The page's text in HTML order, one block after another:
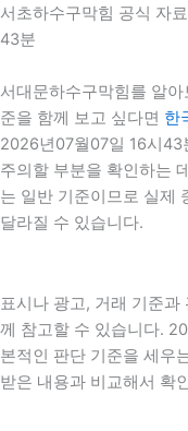
서초하수구막힘 공식 자
43분
서대문하수구막힘를 알
준을 함께 보고 싶다면 한
2026년07월07일 16시43
주의할 부분을 확인하는
는 일반 기준이므로 실제
달라질 수 있습니다.
표시나 광고, 거래 기준과
께 참고할 수 있습니다.
본적인 판단 기준을 세우
받은 내용과 비교해서 확